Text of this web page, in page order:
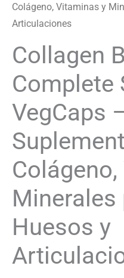
Colágeno, Vitaminas y
Articulaciones
Collagen
Complete
VegCaps
Minerales
Huesos y